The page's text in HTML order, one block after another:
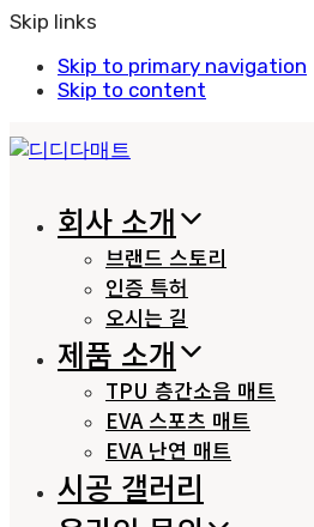
Skip links
Skip to primary navigation
Skip to content
회사 소개
브랜드 스토리
인증 특허
오시는 길
제품 소개
TPU 층간소음 매트
EVA 스포츠 매트
EVA 난연 매트
시공 갤러리